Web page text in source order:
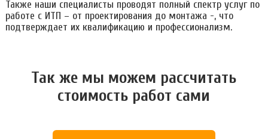
Также наши специалисты проводят полный спектр услуг по
работе с ИТП – от проектирования до монтажа -, что
подтверждает их квалификацию и профессионализм.
Так же мы можем расcчитать
стоимость работ сами